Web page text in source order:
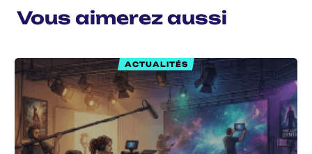
Vous aimerez aussi
ACTUALITÉS